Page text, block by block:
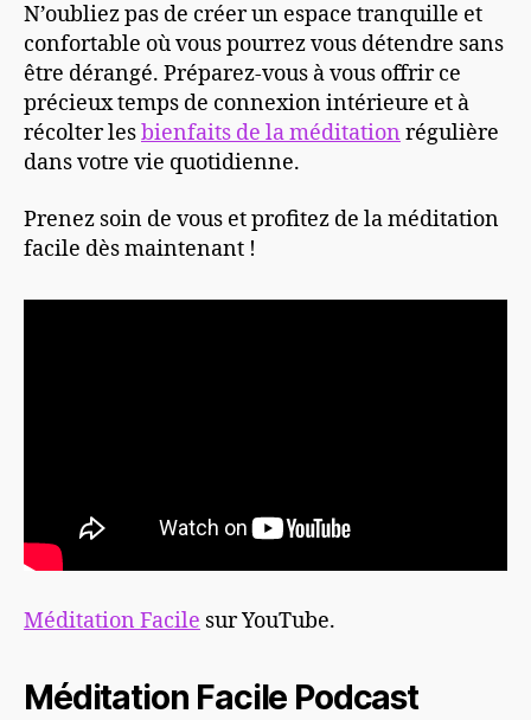
N’oubliez pas de créer un espace tranquille et
confortable où vous pourrez vous détendre sans
être dérangé. Préparez-vous à vous offrir ce
précieux temps de connexion intérieure et à
récolter lesbienfaits de la méditation régulière
dans votre vie quotidienne.
Prenez soin de vous et profitez de la méditation
facile dès maintenant !
Méditation Facile sur YouTube.
Méditation Facile Podcast